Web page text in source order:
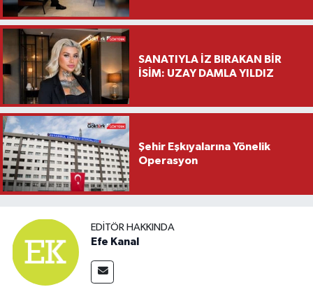
Ziyareti
SANATIYLA İZ BIRAKAN BİR
İSİM: UZAY DAMLA YILDIZ
Şehir Eşkıyalarına Yönelik
Operasyon
EDITÖR HAKKINDA
Efe Kanal